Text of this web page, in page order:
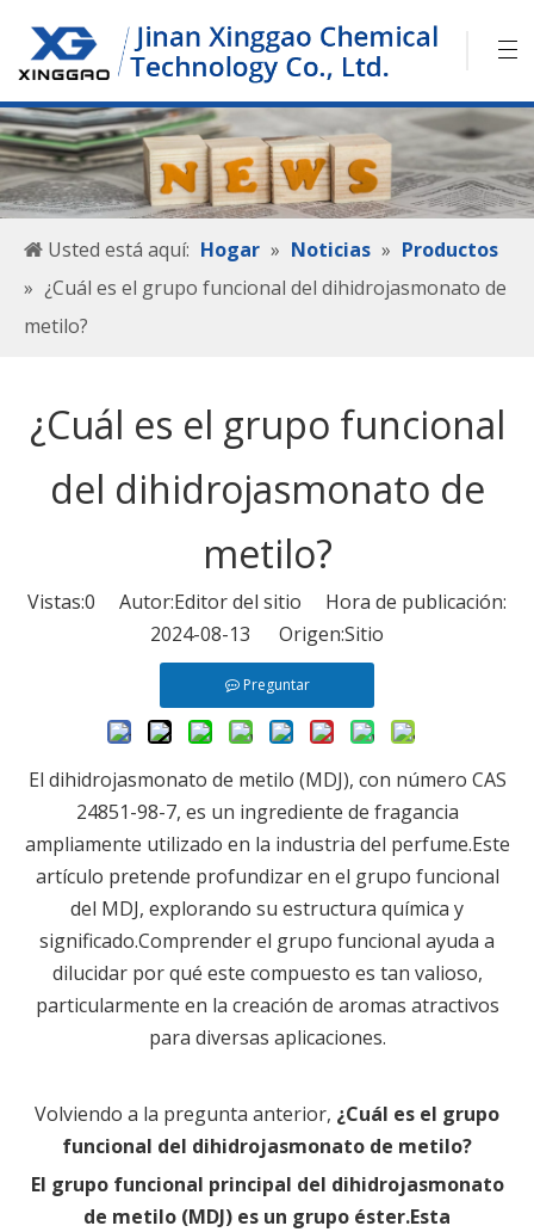
Usted está aquí: Hogar » Noticias » Productos
» ¿Cuál es el grupo funcional del dihidrojasmonato de
metilo?
¿Cuál es el grupo funcional
del dihidrojasmonato de
metilo?
Vistas:0 Autor:Editor del sitio Hora de publicación:
2024-08-13 Origen:Sitio
Preguntar
El dihidrojasmonato de metilo (MDJ), con número CAS
24851-98-7, es un ingrediente de fragancia
ampliamente utilizado en la industria del perfume.Este
artículo pretende profundizar en el grupo funcional
del MDJ, explorando su estructura química y
significado.Comprender el grupo funcional ayuda a
dilucidar por qué este compuesto es tan valioso,
particularmente en la creación de aromas atractivos
para diversas aplicaciones.
Volviendo a la pregunta anterior, ¿Cuál es el grupo
funcional del dihidrojasmonato de metilo?
El grupo funcional principal del dihidrojasmonato
de metilo (MDJ) es un grupo éster.Esta